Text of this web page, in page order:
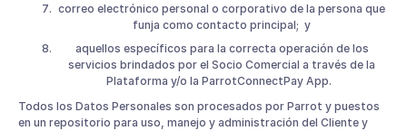
correo electrónico personal o corporativo de la persona que
funja como contacto principal; y
aquellos específicos para la correcta operación de los
servicios brindados por el Socio Comercial a través de la
Plataforma y/o la ParrotConnectPay App.
Todos los Datos Personales son procesados por Parrot y puestos
en un repositorio para uso, manejo y administración del Cliente y